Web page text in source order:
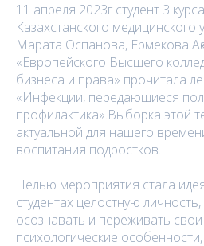
11 апреля 2023г студент 3
Казахстанского медицинского
Марата Оспанова, Ермекова
«Европейского Высшего
бизнеса и права» прочитала
«Инфекции, передающиеся
профилактика».Выборка этой
актуальной для нашего
воспитания подростков.
Целью мероприятия стала
студентах целостную
осознавать и переживать
психологические